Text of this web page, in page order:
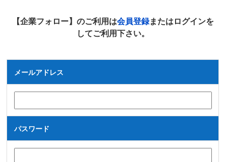
【企業フォロー】のご利用は会員登録またはログインを
してご利用下さい。
メールアドレス
パスワード